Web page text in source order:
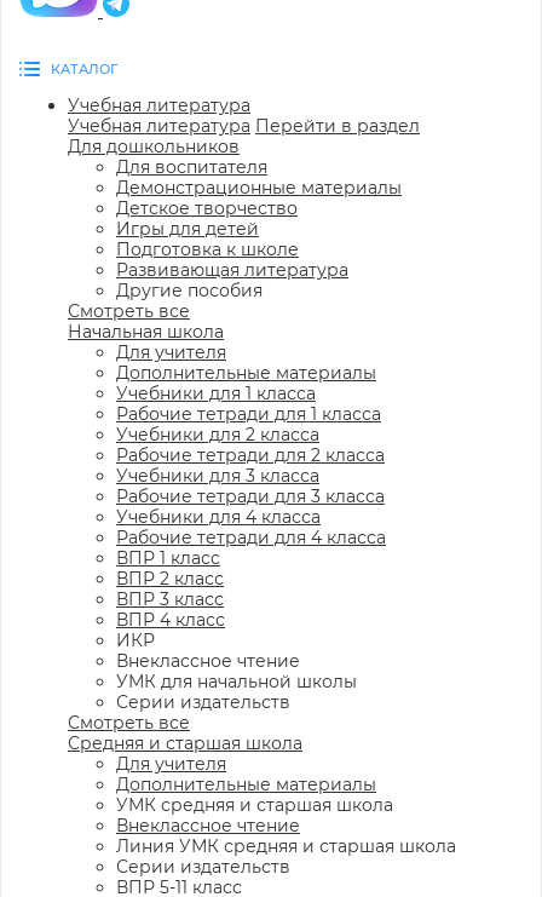
КАТАЛОГ
Учебная литература
Учебная литература Перейти в раздел
Для дошкольников
Для воспитателя
Демонстрационные материалы
Детское творчество
Игры для детей
Подготовка к школе
Развивающая литература
Другие пособия
Смотреть все
Начальная школа
Для учителя
Дополнительные материалы
Учебники для 1 класса
Рабочие тетради для 1 класса
Учебники для 2 класса
Рабочие тетради для 2 класса
Учебники для 3 класса
Рабочие тетради для 3 класса
Учебники для 4 класса
Рабочие тетради для 4 класса
ВПР 1 класс
ВПР 2 класс
ВПР 3 класс
ВПР 4 класс
ИКР
Внеклассное чтение
УМК для начальной школы
Серии издательств
Смотреть все
Средняя и старшая школа
Для учителя
Дополнительные материалы
УМК средняя и старшая школа
Внеклассное чтение
Линия УМК средняя и старшая школа
Серии издательств
ВПР 5-11 класс